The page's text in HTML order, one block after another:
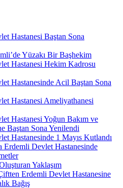
Hastanesi Baştan Sona
Yüzakı Bir Başhekim
Hastanesi Hekim Kadrosu
Hastanesinde Acil Baştan Sona
Hastanesi Ameliyathanesi
Hastanesi Yoğun Bakım ve
Baştan Sona Yenilendi
Hastanesinde 1 Mayıs Kutlandı
Erdemli Devlet Hastanesinde
Yaklaşım
Erdemli Devlet Hastanesine
Bağış